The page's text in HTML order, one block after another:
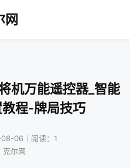
网
机万能遥控器_智能
程-牌局技巧
06｜阅读：1
克尔网